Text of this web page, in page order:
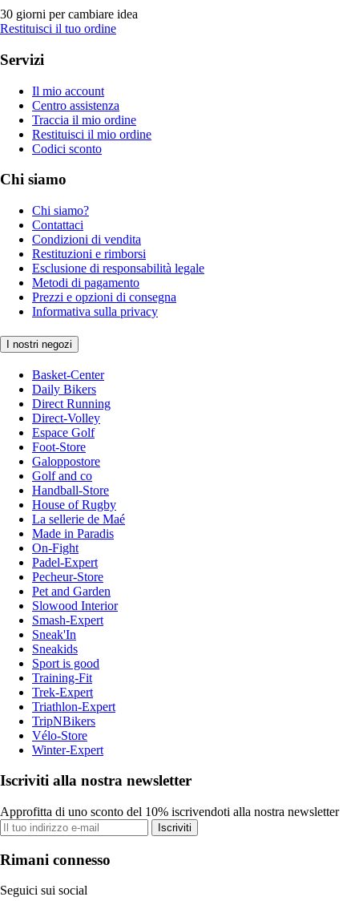
30 giorni per cambiare idea
Restituisci il tuo ordine
Servizi
Il mio account
Centro assistenza
Traccia il mio ordine
Restituisci il mio ordine
Codici sconto
Chi siamo
Chi siamo?
Contattaci
Condizioni di vendita
Restituzioni e rimborsi
Esclusione di responsabilità legale
Metodi di pagamento
Prezzi e opzioni di consegna
Informativa sulla privacy
I nostri negozi
Basket-Center
Daily Bikers
Direct Running
Direct-Volley
Espace Golf
Foot-Store
Galoppostore
Golf and co
Handball-Store
House of Rugby
La sellerie de Maé
Made in Paradis
On-Fight
Padel-Expert
Pecheur-Store
Pet and Garden
Slowood Interior
Smash-Expert
Sneak'In
Sneakids
Sport is good
Training-Fit
Trek-Expert
Triathlon-Expert
TripNBikers
Vélo-Store
Winter-Expert
Iscriviti alla nostra newsletter
Approfitta di uno sconto del 10% iscrivendoti alla nostra newsletter
Iscriviti
Rimani connesso
Seguici sui social